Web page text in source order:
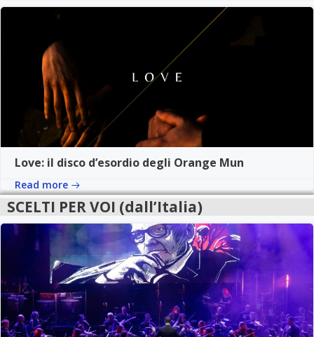
Love: il disco d’esordio degli Orange Mun
Read more
SCELTI PER VOI (dall’Italia)